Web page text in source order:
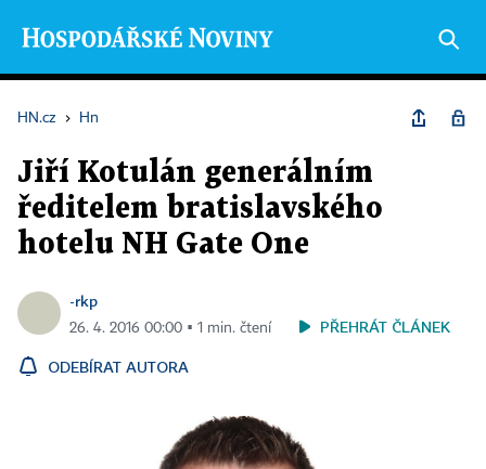
HN.cz › Hn
Jiří Kotulán generálním
ředitelem bratislavského
hotelu NH Gate One
-rkp
26. 4. 2016 00:00 ▪ 1 min. čtení PŘEHRÁT ČLÁNEK
ODEBÍRAT AUTORA